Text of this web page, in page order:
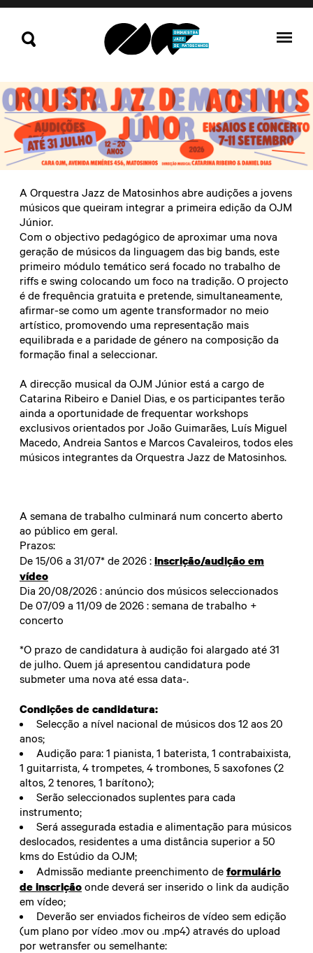
A Orquestra Jazz de Matosinhos abre audições a jovens
músicos que queiram integrar a primeira edição da OJM
Júnior.
Com o objectivo pedagógico de aproximar uma nova
geração de músicos da linguagem das big bands, este
primeiro módulo temático será focado no trabalho de
riffs e swing colocando um foco na tradição. O projecto
é de frequência gratuita e pretende, simultaneamente,
afirmar-se como um agente transformador no meio
artístico, promovendo uma representação mais
equilibrada e a paridade de género na composição da
formação final a seleccionar.
A direcção musical da OJM Júnior está a cargo de
Catarina Ribeiro e Daniel Dias, e os participantes terão
ainda a oportunidade de frequentar workshops
exclusivos orientados por João Guimarães, Luís Miguel
Macedo, Andreia Santos e Marcos Cavaleiros, todos eles
músicos integrantes da Orquestra Jazz de Matosinhos.
A semana de trabalho culminará num concerto aberto
ao público em geral.
Prazos:
De 15/06 a 31/07* de 2026 : inscrição/audição em
vídeo
Dia 20/08/2026 : anúncio dos músicos seleccionados
De 07/09 a 11/09 de 2026 : semana de trabalho +
concerto
*O prazo de candidatura à audição foi alargado até 31
de julho. Quem já apresentou candidatura pode
submeter uma nova até essa data-.
Condições de candidatura:
Selecção a nível nacional de músicos dos 12 aos 20
anos;
Audição para: 1 pianista, 1 baterista, 1 contrabaixista,
1 guitarrista, 4 trompetes, 4 trombones, 5 saxofones (2
altos, 2 tenores, 1 barítono);
Serão seleccionados suplentes para cada
instrumento;
Será assegurada estadia e alimentação para músicos
deslocados, residentes a uma distância superior a 50
kms do Estúdio da OJM;
Admissão mediante preenchimento de formulário
de inscrição onde deverá ser inserido o link da audição
em vídeo;
Deverão ser enviados ficheiros de vídeo sem edição
(um plano por vídeo .mov ou .mp4) através do upload
por wetransfer ou semelhante: